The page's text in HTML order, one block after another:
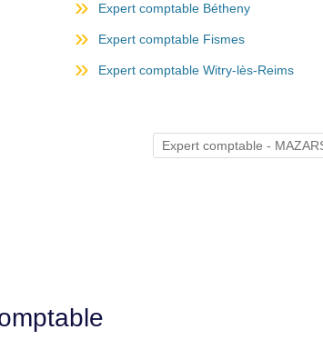
Expert comptable Bétheny
Expert comptable Fismes
Expert comptable Witry-lès-Reims
Expert comptable -